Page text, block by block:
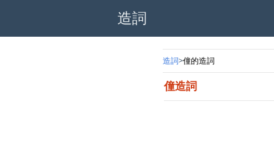
造詞
造詞 僮的造詞
僮造詞